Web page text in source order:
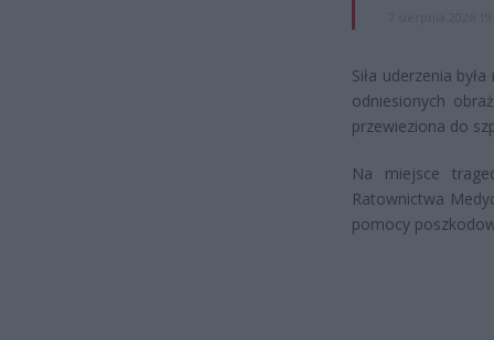
Siła uderzenia
odniesionych
przewieziona do
Na miejsce
Ratownictwa
pomocy